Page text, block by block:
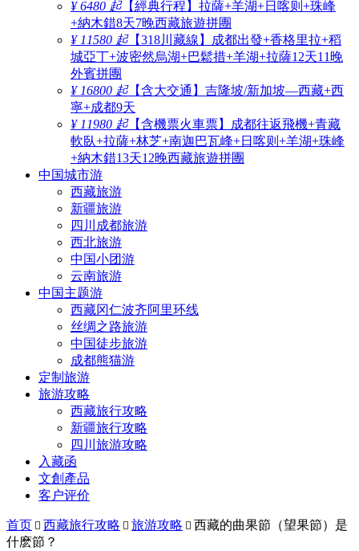
¥ 6480 起【經典行程】拉薩+羊湖+日喀则+珠峰
+納木錯8天7晚西藏旅遊拼團
¥ 11580 起【318川藏線】成都出發+香格里拉+稻
城亞丁+波密然烏湖+巴鬆措+羊湖+拉薩12天11晚
外賓拼團
¥ 16800 起【含大交通】吉隆坡/新加坡—西藏+西
寧+成都9天
¥ 11980 起【含機票火車票】成都往返飛機+青藏
軟臥+拉薩+林芝+南迦巴瓦峰+日喀则+羊湖+珠峰
+納木錯13天12晚西藏旅遊拼團
中国城市游
西藏旅游
新疆旅游
四川成都旅游
西北旅游
中国小团游
云南旅游
中国主题游
西藏冈仁波齐阿里环线
丝绸之路旅游
中国徒步旅游
成都熊猫游
定制旅游
旅游攻略
西藏旅行攻略
新疆旅行攻略
四川旅游攻略
入藏函
文創產品
客户评价
首页  西藏旅行攻略  旅游攻略  西藏的曲果節（望果節）是
什麽節？ ​